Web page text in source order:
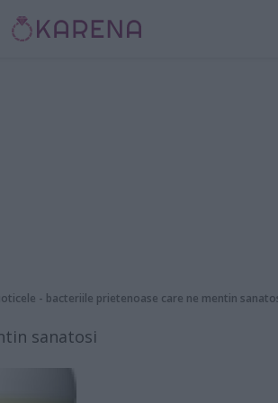
- bacteriile prietenoase care ne mentin
sanatosi